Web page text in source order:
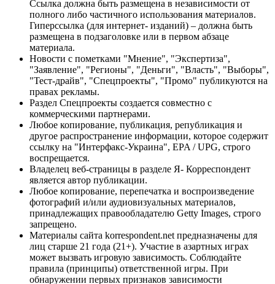
Ссылка должна быть размещена в независимости от
полного либо частичного использования материалов.
Гиперссылка (для интернет- изданий) – должна быть
размещена в подзаголовке или в первом абзаце
материала.
Новости с пометками "Мнение", "Экспертиза",
"Заявление", "Регионы", "Деньги", "Власть", "Выборы",
"Тест-драйв", "Спецпроекты", "Промо" публикуются на
правах рекламы.
Раздел Спецпроекты создается совместно с
коммерческими партнерами.
Любое копирование, публикация, републикация и
другое распространение информации, которое содержит
ссылку на "Интерфакс-Украина", EPA / UPG, строго
воспрещается.
Владелец веб-страницы в разделе Я- Корреспондент
является автор публикации.
Любое копирование, перепечатка и воспроизведение
фотографий и/или аудиовизуальных материалов,
принадлежащих правообладателю Getty Images, строго
запрещено.
Материалы сайта korrespondent.net предназначены для
лиц старше 21 года (21+). Участие в азартных играх
может вызвать игровую зависимость. Соблюдайте
правила (принципы) ответственной игры. При
обнаружении первых признаков зависимости